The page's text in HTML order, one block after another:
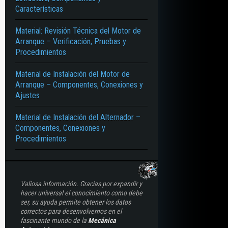
– DISTRIBUCIÓN – LUBRICACIÓN – REFRIGERACIÓN –
Características
Material: Revisión Técnica del Motor de
Arranque – Verificación, Pruebas y
Procedimientos
Material de Instalación del Motor de
Arranque – Componentes, Conexiones y
Ajustes
Material de Instalación del Alternador –
Componentes, Conexiones y
Procedimientos
Valiosa información. Gracias por expandir y
hacer universal el conocimiento como debe
ser, su ayuda permite obtener los datos
correctos para desenvolvernos en el
fascinante mundo de la Mecánica